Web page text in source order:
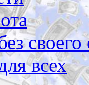
своего
всех